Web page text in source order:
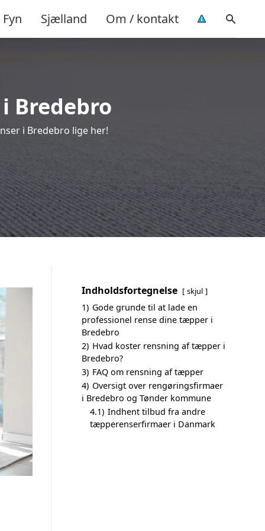
Fyn Sjælland Om / kontakt
Bredebro
i Bredebro lige her!
Indholdsfortegnelse skjul
1) Gode grunde til at lade en
professionel rense dine tæpper i
Bredebro
2) Hvad koster rensning af tæpper i
Bredebro?
3) FAQ om rensning af tæpper
4) Oversigt over rengøringsfirmaer
i Bredebro og Tønder kommune
4.1) Indhent tilbud fra andre
tæpperenserfirmaer i Danmark